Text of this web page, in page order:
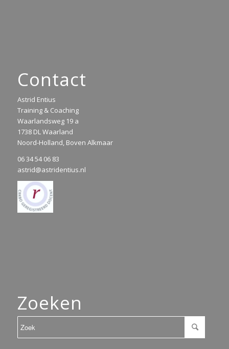
Contact
Astrid Entius
Training & Coaching
Waarlandsweg 19 a
1738 DL Waarland
Noord-Holland, Boven Alkmaar
06 34 54 06 83
astrid@astridentius.nl
Zoeken